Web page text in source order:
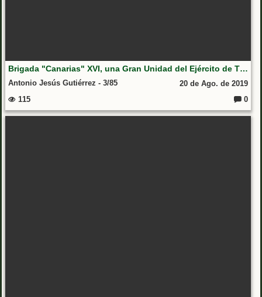
Brigada "Canarias" XVI, una Gran Unidad del Ejército de Tierra
Antonio Jesús Gutiérrez - 3/85
20 de Ago. de 2019
115
0